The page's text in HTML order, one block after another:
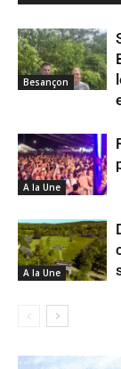
Besançon
A la Une
A la Une